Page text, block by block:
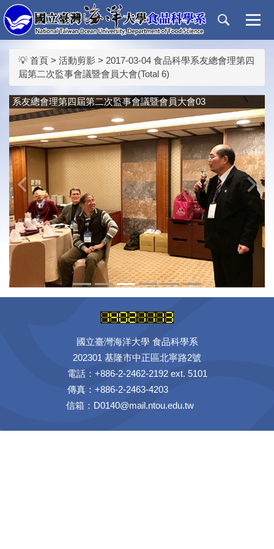
跳
到
主
要
💡 首頁 > 活動剪影 > 2017-03-04 食品科學系友總會理第四
屆第二次監事會議暨會員大會(Total 6)
系友總會理第四屆第二次監事會議暨會員大會03
國立臺灣海洋大學 食品科學系
202301 基隆市中正區北寧路2號
電話：+886-2-2462-2192 ext. 5101
傳真：+886-2-2463-4203
信箱：D0140@mail.ntou.edu.tw